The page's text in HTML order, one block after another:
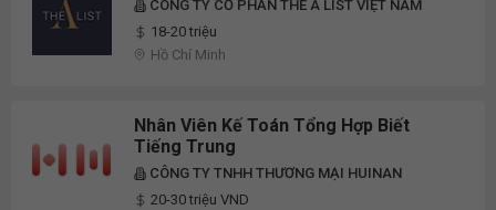
CÔNG TY CỔ PHẦN THE A LIST VIỆT NAM
18-20 triệu
Hồ Chí Minh
Nhân Viên Kế Toán Tổng Hợp Biết
Tiếng Trung
CÔNG TY TNHH THƯƠNG MẠI HUINAN
20-30 triệu VND